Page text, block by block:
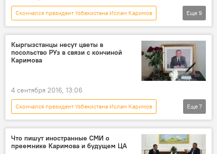
Скончался президент Узбекистана Ислам Каримов
Новости
Общество
В мире
переговоры
траур
кыргызстанцы
Милиционеры Узбекистана высадились на вертолете на Ункур-Тоо
Еще 9
Кыргызстанцы несут цветы в
посольство РУз в связи с кончиной
Каримова
4 сентября 2016, 13:06
Скончался президент Узбекистана Ислам Каримов
Новости
Кыргызстан
Общество
Ислам Каримов
смерть
соболезнование
Еще 7
Что пишут иностранные СМИ о
преемнике Каримова и будущем ЦА